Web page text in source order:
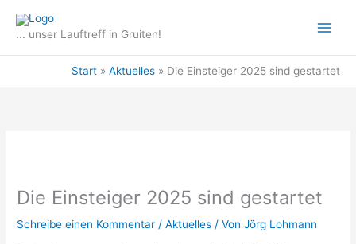
Inhalt
... unser Lauftreff in Gruiten!
Start Aktuelles Die Einsteiger 2025 sind gestartet
Die Einsteiger 2025 sind gestartet
Schreibe einen Kommentar /Aktuelles / VonJörg Lohmann